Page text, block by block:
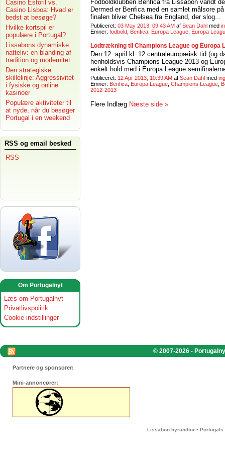
Casino Estoril vs.
Casino Lisboa: Hvad er
bedst at besøge?
Hvilke kortspil er
populære i Portugal?
Lissabons dynamiske
natteliv: en blanding af
tradition og modernitet
Den strategiske
skillelinje: Aggressivitet
i fysiske og online
kasinoer
Populære aktiviteter til
at nyde, når du besøger
Portugal i en weekend
RSS og email besked
RSS
Om Portugalnyt
Læs om Portugalnyt
Privatlivspolitik
Cookie indstillinger
Fodboldklubben Benfica fra Lissabon vandt
Dermed er Benfica med en samlet målsore
finalen bliver Chelsea fra England, der slog...
Publiceret: 03 May 2013, 09:43 AM af Sean Dahl med
Emner: fodbold Benfica Europa League Europa
Lodtrækning til Champions League og
Den 12. april kl. 12 centraleuropæisk tid (og
henholdsvis Champions League 2013 og
enkelt hold med i Europa League
Publiceret: 12 Apr 2013, 10:39 AM af Sean Dahl med
Emner: Benfica Europa League Champions League
2012-2013
Flere Indlæg Næste side »
© 2007-2026 -
Partnere og sponsorer:
Mini-annoncører:
Lissabon byrundtur - Portugals